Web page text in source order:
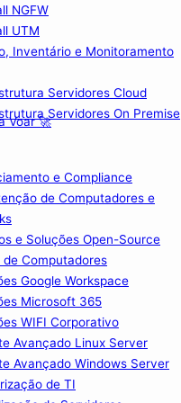
NGFW
UTM
Inventário e Monitoramento
Servidores Cloud
Servidores On Premise
Voar 🚀
e Compliance
de Computadores e
e Soluções Open-Source
Computadores
Google Workspace
Microsoft 365
WIFI Corporativo
Avançado Linux Server
Avançado Windows Server
de TI